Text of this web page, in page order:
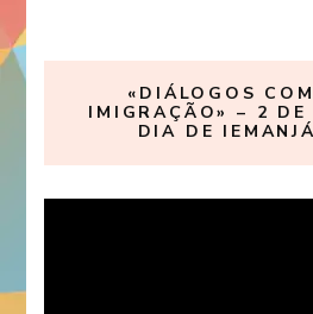
«DIÁLOGOS
IMIGRAÇÃO» – 2 DE
DIA DE